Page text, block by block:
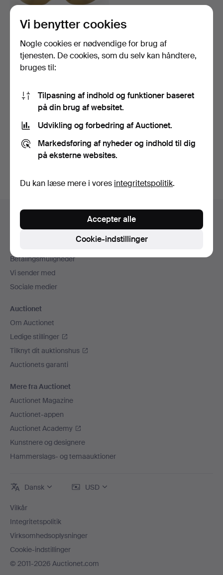
SOLBRILLER, i etui, Prada.
3 dage
49 USD
Du kan også søge ivores arkiv med afsluttede
auktioner.
Sidefodsnavigation
Hjælp og kontaktoplysninger
Kontakt supporten
Betalingsmuligheder
Vi sender med
Sociale medier
Auctionet
Om Auctionet
Ledige stillinger
Tilknyt dit auktionshus
Auctionets garanti
Mere fra Auctionet
Auctionet Magazine
Auctionet-appen
Auctionet Academy
Kunstnere og designere
Hammerslags- og temaauktioner
Dansk USD
Vilkår
Integritetspolitik
Virksomhedsoplysninger
Cookie-indstillinger
© 2011-2026 Auctionet.com
Vi benytter cookies
Nogle cookies er nødvendige for brug af
tjenesten. De cookies, som du selv kan håndtere,
bruges til:
Tilpasning af indhold og funktioner baseret
på din brug af websitet.
Udvikling og forbedring af Auctionet.
Markedsføring af nyheder og indhold til dig
på eksterne websites.
Du kan læse mere i vores integritetspolitik.
Cookie-indstillinger
Accepter alle